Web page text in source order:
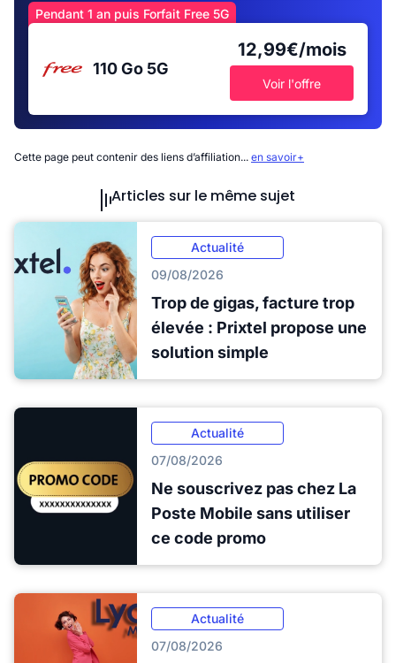
Pendant 1 an puis Forfait Free 5G
110 Go 5G
12,99€/mois
Voir l'offre
Cette page peut contenir des liens d’affiliation... en savoir+
Articles sur le même sujet
Actualité
09/08/2026
Trop de gigas, facture trop
élevée : Prixtel propose une
solution simple
Actualité
07/08/2026
Ne souscrivez pas chez La
Poste Mobile sans utiliser
ce code promo
Actualité
07/08/2026